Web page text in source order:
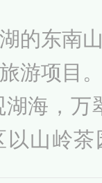
园内建
造出浪
为特色
的东南
游项目
海，万
山岭